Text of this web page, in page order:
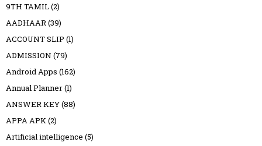
9TH TAMIL(2)
AADHAAR(39)
ACCOUNT SLIP (1)
ADMISSION (79)
Android Apps (162)
Annual Planner(1)
ANSWER KEY(88)
APPA APK(2)
Artificial intelligence (5)